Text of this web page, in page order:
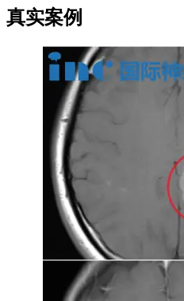
真实案例